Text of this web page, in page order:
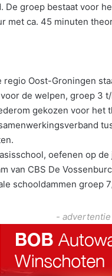
De groep bestaat voor
met ca. 45 minuten
Oost-Groningen
de welpen, groep 3
gekozen voor het
oefenen op
van CBS De
schooldammen groep
-